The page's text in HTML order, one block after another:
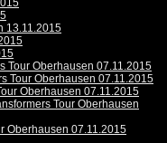
13.11.2015
Tour Oberhausen 07.11.2015
Tour Oberhausen 07.11.2015
Oberhausen 07.11.2015
Tour Oberhausen
Oberhausen 07.11.2015